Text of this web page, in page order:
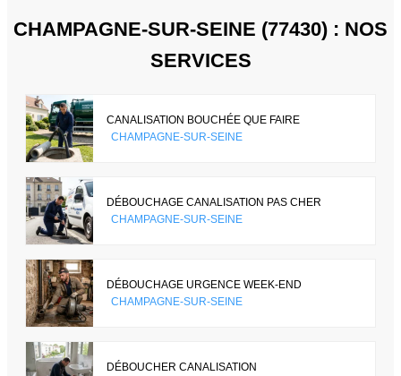
CHAMPAGNE-SUR-SEINE (77430) : NOS
SERVICES
CANALISATION BOUCHÉE QUE FAIRE
CHAMPAGNE-SUR-SEINE
DÉBOUCHAGE CANALISATION PAS CHER
CHAMPAGNE-SUR-SEINE
DÉBOUCHAGE URGENCE WEEK-END
CHAMPAGNE-SUR-SEINE
DÉBOUCHER CANALISATION